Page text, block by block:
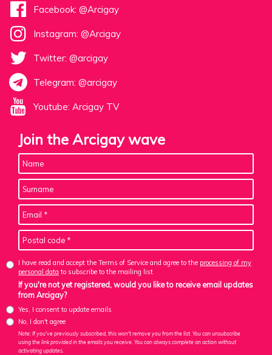
Facebook: @Arcigay
Instagram: @Arcigay
Twitter: @arcigay
Telegram: @arcigay
Youtube: Arcigay TV
Join the Arcigay wave
I have read and accept the Terms of Service and agree to the processing of my
personal data to subscribe to the mailing list
If you're not yet registered, would you like to receive email updates
from Arcigay?
Yes, I consent to update emails
No, I don't agree
Note: If you've previously subscribed, this won't remove you from the list. You can unsubscribe
using the link provided in the emails you receive. You can always complete an action without
activating updates.